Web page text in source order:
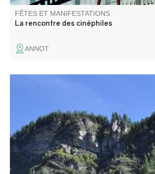
FÊTES ET MANIFESTATIONS
La rencontre des cinéphiles
ANNOT
Fête au cœur du petit hameau de Chasse